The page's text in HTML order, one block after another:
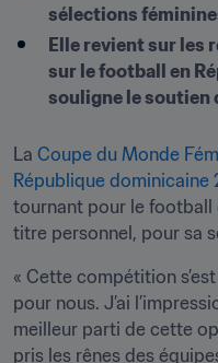
sélections
Elle revient sur les
sur le football en
souligne le soutien
La Coupe du Monde
République dominicaine
tournant pour le football
titre personnel, pour sa
« Cette compétition
pour nous. J’ai
meilleur parti de cette
pris les rênes des